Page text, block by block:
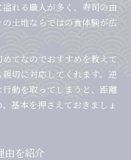
れる職人が多く、寿司の由
土地ならではの食体験が広
てなのでおすすめを教えて
切に対応してくれます。逆
動を取ってしまうと、距離
基本を押さえておきましょ
由を紹介